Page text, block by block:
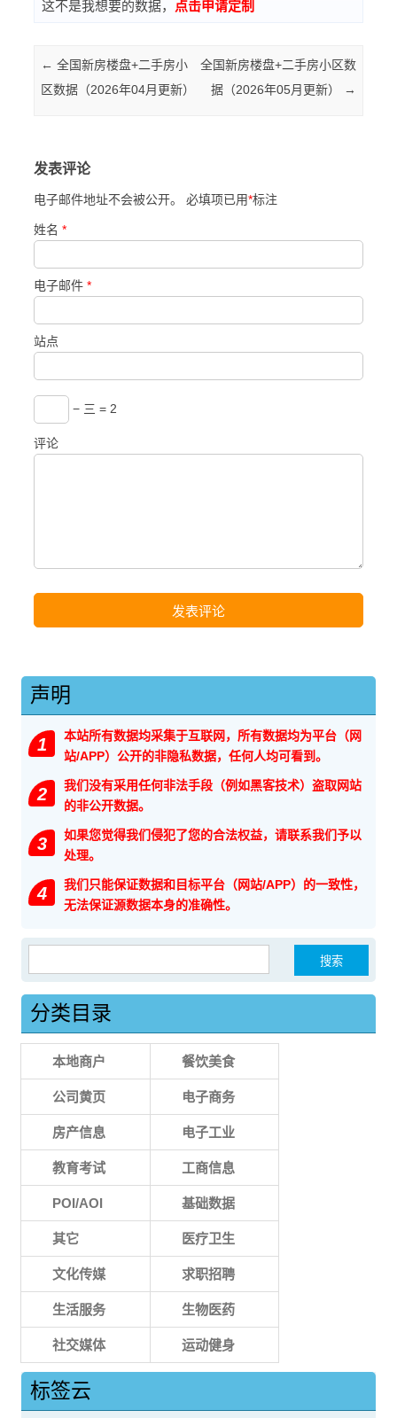
这不是我想要的数据， 点击申请定制
Post navigation
← 全国新房楼盘+二手房小
区数据（2026年04月更新）
全国新房楼盘+二手房小区数
据（2026年05月更新）
→
发表评论
电子邮件地址不会被公开。 必填项已用*标注
姓名 *
电子邮件 *
站点
− 三 = 2
评论
声明
1
本站所有数据均采集于互联网，所有数据均为平台（网
站/APP）公开的非隐私数据，任何人均可看到。
2
我们没有采用任何非法手段（例如黑客技术）盗取网站
的非公开数据。
3
如果您觉得我们侵犯了您的合法权益，请联系我们予以
处理。
4
我们只能保证数据和目标平台（网站/APP）的一致性，
无法保证源数据本身的准确性。
分类目录
本地商户 餐饮美食
公司黄页 电子商务
房产信息 电子工业
教育考试 工商信息
POI/AOI 基础数据
其它 医疗卫生
文化传媒 求职招聘
生活服务 生物医药
社交媒体 运动健身
标签云